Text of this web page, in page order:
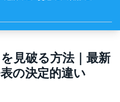
見破る方法｜最新
の決定的違い